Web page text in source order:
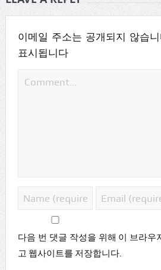
이메일 주소는 공개되지 않습
표시됩니다
다음 번 댓글 작성을 위해 이 브라우
고 웹사이트를 저장합니다.